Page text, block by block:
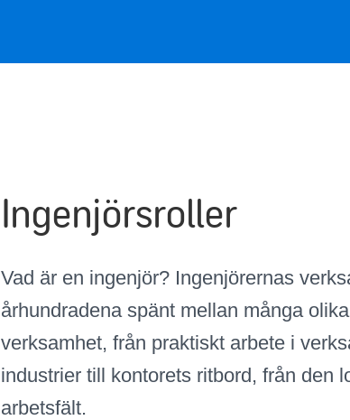
Ingenjörsroller
Vad är en ingenjör? Ingenjörernas
århundradena spänt mellan många
verksamhet, från praktiskt arbete i
industrier till kontorets ritbord, från den
arbetsfält.